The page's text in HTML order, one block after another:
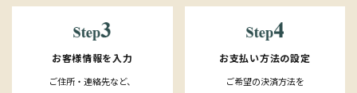
お客様情報を入力
ご住所・連絡先など、
お支払い方法の設定
ご希望の決済方法を